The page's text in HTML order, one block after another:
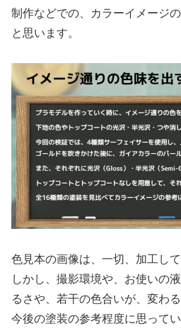
制作などでの、カラーイメージ
と思います。
色見本の画像は、一切、加工して
しかし、撮影環境や、お使いの
るさや、若干の色合いが、変わ
今後の塗装の参考程度に思って